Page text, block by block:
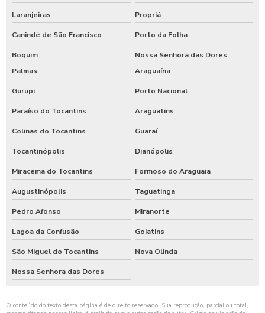
Laranjeiras Propriá
Canindé de São Francisco Porto da Folha
Boquim
Nossa Senhora das Dores
Palmas
Araguaína
Gurupi Porto Nacional
Paraíso do Tocantins Araguatins
Colinas do Tocantins Guaraí
Tocantinópolis Dianópolis
Miracema do Tocantins Formoso do Araguaia
Augustinópolis Taguatinga
Pedro Afonso Miranorte
Lagoa da Confusão Goiatins
São Miguel do Tocantins Nova Olinda
Nossa Senhora das Dores
O conteúdo do texto desta página é de direito reservado. Sua reprodução, parcial ou total,